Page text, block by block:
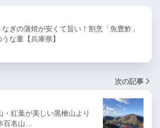
なぎの蒲焼が安くて旨い！割烹「魚豊鮓」
うな重【兵庫県】
次の記事
・紅葉が美しい黒檜山より
百名山…